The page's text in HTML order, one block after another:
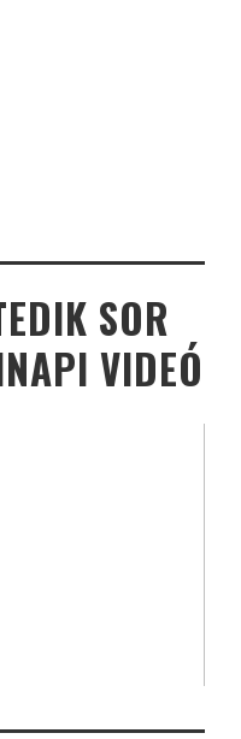
SOR
VIDEÓ